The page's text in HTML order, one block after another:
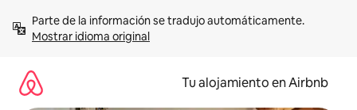
contenidoMostrar idioma original
Tu alojamiento en Airbnb